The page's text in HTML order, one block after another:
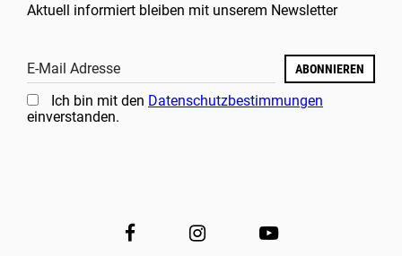
Aktuell informiert bleiben mit unserem Newsletter
E-Mail Adresse ABONNIEREN
Ich bin mit den Datenschutzbestimmungen
einverstanden.